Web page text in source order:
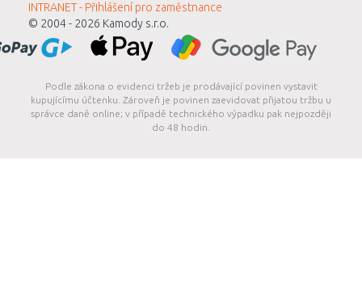
INTRANET - Přihlášení pro zaměstnance
© 2004 - 2026 Kamody s.r.o.
Podle zákona o evidenci tržeb je prodávající povinen vystavit
kupujícímu účtenku. Zároveň je povinen zaevidovat přijatou tržbu u
správce daně online; v případě technického výpadku pak nejpozději
do 48 hodin.